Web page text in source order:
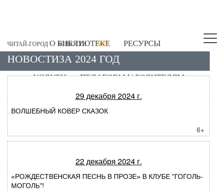
О БИБЛИОТЕКЕ
РЕСУРСЫ
ЭЛЕКТРОННЫЙ КАТАЛОГ
УСЛУГИ
ПЕДАГОГАМ | РОДИТЕЛЯМ
КОНТАКТЫ
ЧИТАЙ-ГОРОД НОВОСТИ 2024
НОВОСТИЗА 2024 ГОД
29 декабря 2024 г.
ВОЛШЕБНЫЙ КОВЕР СКАЗОК
6+
22 декабря 2024 г.
«РОЖДЕСТВЕНСКАЯ ПЕСНЬ В ПРОЗЕ» В КЛУБЕ "ГОГОЛЬ-
МОГОЛЬ"!